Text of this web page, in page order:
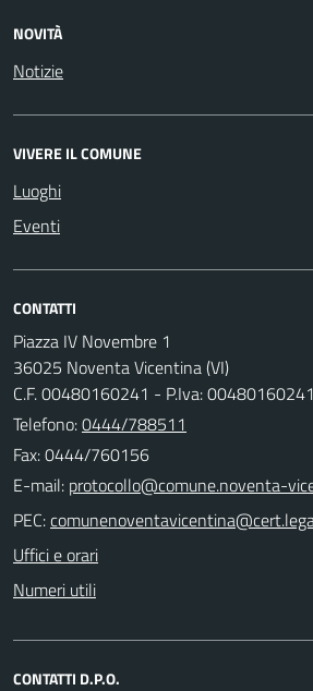
NOVITÀ
Notizie
VIVERE IL COMUNE
Luoghi
Eventi
CONTATTI
Piazza IV Novembre 1
36025 Noventa Vicentina (VI)
C.F. 00480160241 - P.Iva: 00480160241
Telefono:0444/788511
Fax: 0444/760156
E-mail:
PEC:
Uffici e orari
Numeri utili
CONTATTI D.P.O.